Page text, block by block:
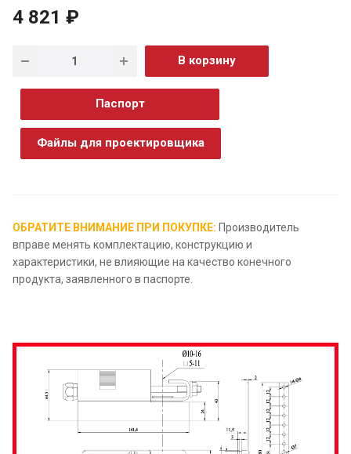
4 821 ₽
В корзину
Паспорт
Файлы для проектировщика
ОБРАТИТЕ ВНИМАНИЕ ПРИ ПОКУПКЕ: Производитель
вправе менять комплектацию, конструкцию и
характеристики, не влияющие на качество конечного
продукта, заявленного в паспорте.